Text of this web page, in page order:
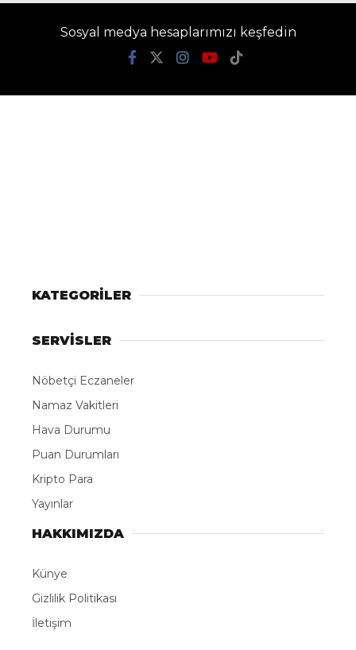
Sosyal medya hesaplarımızı keşfedin
KATEGORİLER
SERVİSLER
Nöbetçi Eczaneler
Namaz Vakitleri
Hava Durumu
Puan Durumları
Kripto Para
Yayınlar
HAKKIMIZDA
Künye
Gizlilik Politikası
İletişim